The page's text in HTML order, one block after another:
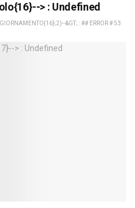
> : Undefined
&GT; : ## ERROR # 53